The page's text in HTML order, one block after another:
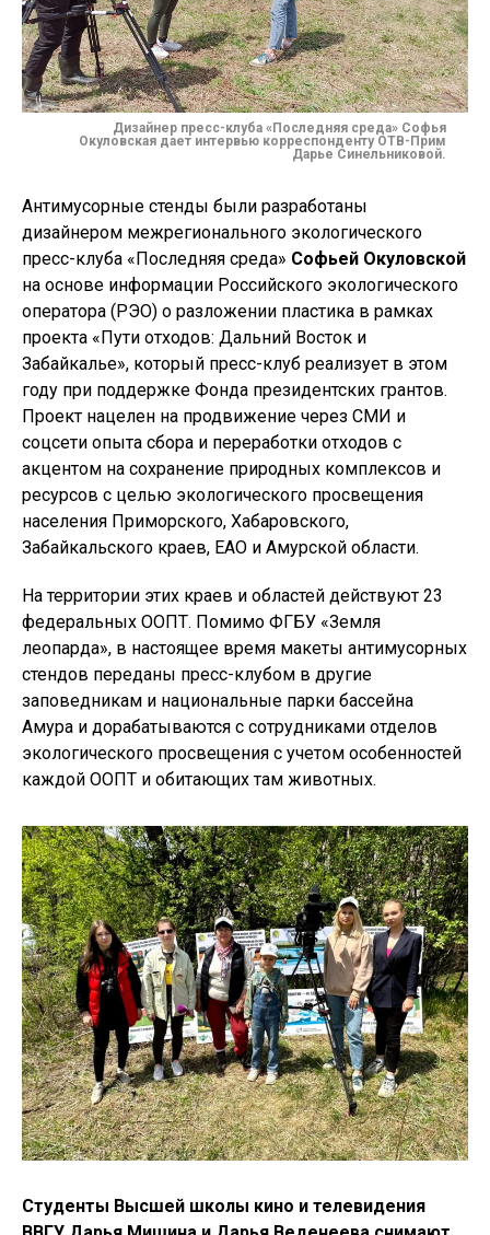
Дизайнер пресс-клуба «Последняя среда» Софья
Окуловская дает интервью корреспонденту ОТВ-Прим
Дарье Синельниковой.
Антимусорные стенды были разработаны
дизайнером межрегионального экологического
пресс-клуба «Последняя среда» Софьей Окуловской
на основе информации Российского экологического
оператора (РЭО) о разложении пластика в рамках
проекта «Пути отходов: Дальний Восток и
Забайкалье», который пресс-клуб реализует в этом
году при поддержке Фонда президентских грантов.
Проект нацелен на продвижение через СМИ и
соцсети опыта сбора и переработки отходов с
акцентом на сохранение природных комплексов и
ресурсов с целью экологического просвещения
населения Приморского, Хабаровского,
Забайкальского краев, ЕАО и Амурской области.
На территории этих краев и областей действуют 23
федеральных ООПТ. Помимо ФГБУ «Земля
леопарда», в настоящее время макеты антимусорных
стендов переданы пресс-клубом в другие
заповедникам и национальные парки бассейна
Амура и дорабатываются с сотрудниками отделов
экологического просвещения с учетом особенностей
каждой ООПТ и обитающих там животных.
Студенты Высшей школы кино и телевидения